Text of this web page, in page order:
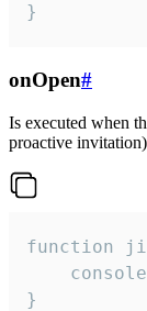
}
onOpen#
Is executed when
proactive
function
}